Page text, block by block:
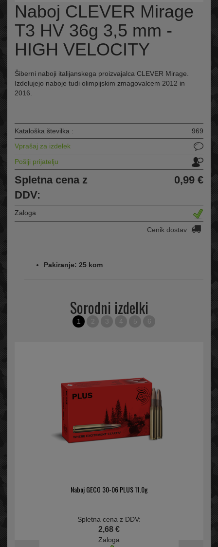
Naboj CLEVER Mirage
T3 HV 36g 3,5 mm -
HIGH VELOCITY
Šiberni naboji italijanskega proizvajalca CLEVER Mirage.
Izdelujejo naboje tudi olimpijskim zmagovalcem 2012 in
2016.
Kataloška številka :
969
Vprašaj za izdelek
Pošlji prijatelju
Spletna cena z
DDV:
0,99 €
Zaloga
Cenik dostav
Pakiranje: 25 kom
Sorodni izdelki
1 2 3 4 5 6
Naboj GECO 30-06 PLUS 11.0g
Spletna cena z DDV:
2,68 €
Zaloga